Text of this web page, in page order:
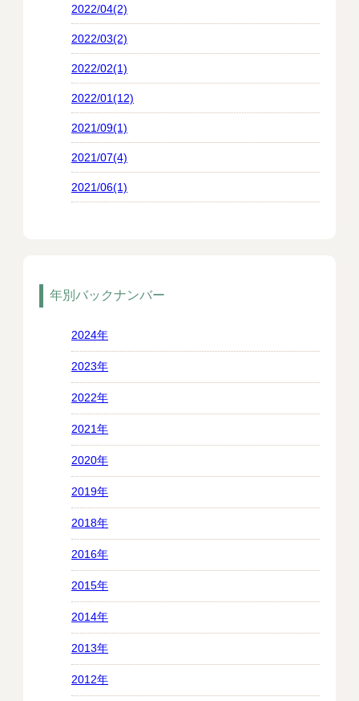
2022/04(2)
2022/03(2)
2022/02(1)
2022/01(12)
2021/09(1)
2021/07(4)
2021/06(1)
年別バックナンバー
2024年
2023年
2022年
2021年
2020年
2019年
2018年
2016年
2015年
2014年
2013年
2012年